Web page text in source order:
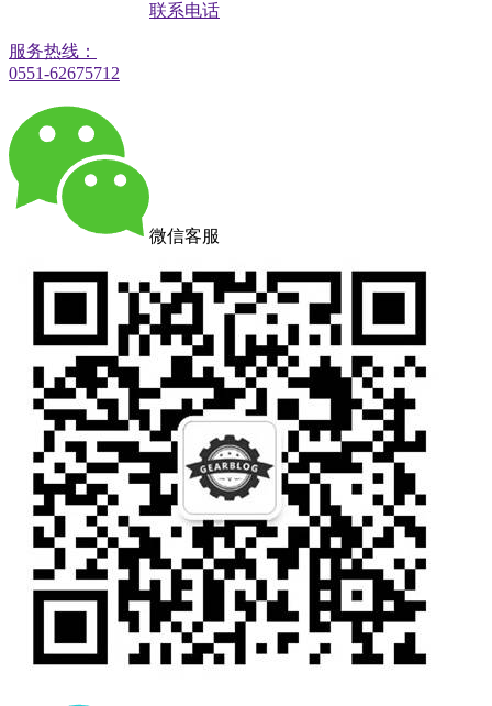
联系电话
服务热线：
0551-62675712
微信客服